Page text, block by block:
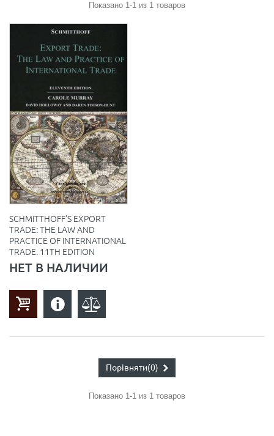
Показано 1-1 из 1 товаров
SCHMITTHOFF'S EXPORT
TRADE: THE LAW AND
PRACTICE OF INTERNATIONAL
TRADE. 11TH EDITION
НЕТ В НАЛИЧИИ
Показано 1-1 из 1 товаров
Порівняти(0)